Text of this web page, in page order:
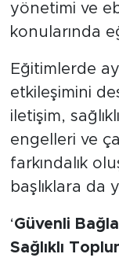
yönetimi ve
konularında
Eğitimlerde
etkileşimini
iletişim,
engelleri ve
farkındalık
başlıklara da
‘Güvenli
Sağlıklı